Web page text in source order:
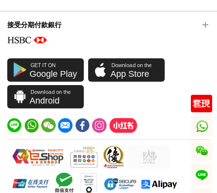
接受分期付款銀行
GET IT ON
Google Play
Download on the
App Store
Download on the
Android
whatsapp